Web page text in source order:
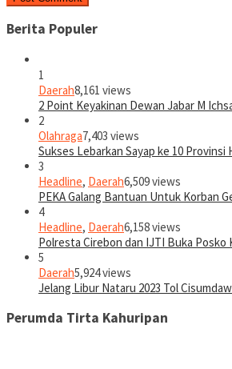
Berita Populer
1
Daerah8,161 views
2 Point Keyakinan Dewan Jabar M
2
Olahraga7,403 views
Sukses Lebarkan Sayap ke 10 Provinsi
3
Headline, Daerah6,509 views
PEKA Galang Bantuan Untuk Korban
4
Headline, Daerah6,158 views
Polresta Cirebon dan IJTI Buka
5
Daerah5,924 views
Jelang Libur Nataru 2023 Tol
Perumda Tirta Kahuripan